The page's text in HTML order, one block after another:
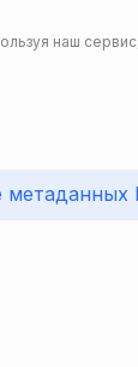
наш
метаданных